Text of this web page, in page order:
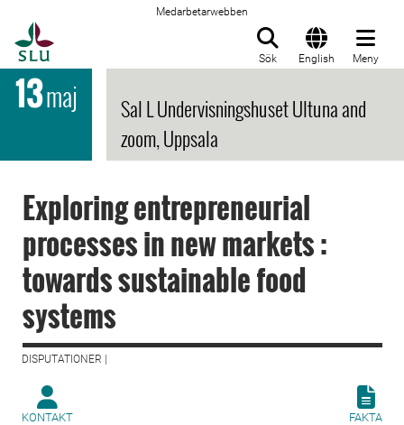
Medarbetarwebben
Sök English Meny
13maj
Sal L Undervisningshuset Ultuna and
zoom, Uppsala
Exploring entrepreneurial
processes in new markets :
towards sustainable food
systems
DISPUTATIONER |
KONTAKT FAKTA